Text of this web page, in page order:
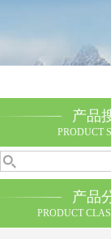
产品
PRODUCT
产品
PRODUCT